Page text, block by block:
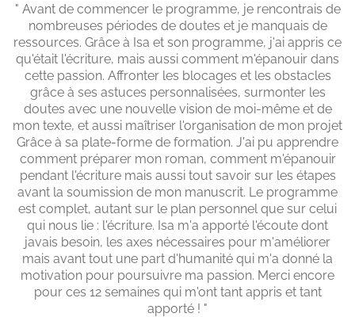
" Avant de commencer le programme, je rencontrais de
nombreuses périodes de doutes et je manquais de
ressources. Grâce à Isa et son programme, j'ai appris ce
qu'était l'écriture, mais aussi comment m'épanouir dans
cette passion. Affronter les blocages et les obstacles
grâce à ses astuces personnalisées, surmonter les
doutes avec une nouvelle vision de moi-même et de
mon texte, et aussi maîtriser l'organisation de mon projet
Grâce à sa plate-forme de formation. J'ai pu apprendre
comment préparer mon roman, comment m'épanouir
pendant l'écriture mais aussi tout savoir sur les étapes
avant la soumission de mon manuscrit. Le programme
est complet, autant sur le plan personnel que sur celui
qui nous lie : l'écriture. Isa m'a apporté l'écoute dont
javais besoin, les axes nécessaires pour m'améliorer
mais avant tout une part d'humanité qui m'a donné la
motivation pour poursuivre ma passion. Merci encore
pour ces 12 semaines qui m'ont tant appris et tant
apporté ! "